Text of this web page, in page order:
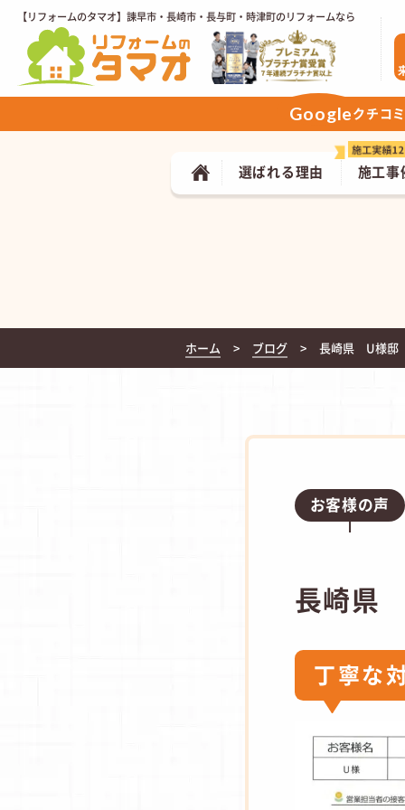
【リフォームのタマオ】諫早市・長崎市・長与町・時津町のリフォームなら
施工事
選ばれる理由
Googleクチコ
ホーム ブログ 長崎県 U様邸
お客様の声
長崎県
丁寧な